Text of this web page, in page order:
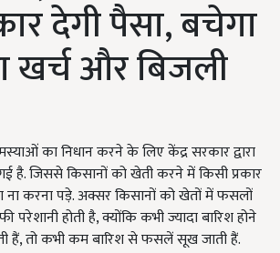
देगी पैसा, बचेगा
खर्च और बिजली
का निधान करने के लिए केंद्र सरकार द्वारा
है. जिससे किसानों को खेती करने में किसी प्रकार
ना करना पड़े. अक्सर किसानों को खेतों में फसलों
होती है, क्योंकि कभी ज्यादा बारिश होने
हैं, तो कभी कम बारिश से फसलें सूख जाती हैं.